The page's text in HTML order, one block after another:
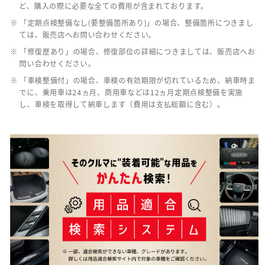
ど、購入の際に必要な全ての費用が含まれております。
※ 「定期点検整備なし(要整備箇所あり)」の場合、整備箇所につきまし
ては、販売店へお問い合わせください。
※ 「修復歴あり」の場合、修復部位の詳細につきましては、販売店へお
問い合わせください。
※ 「車検整備付」の場合、車検の有効期限が切れているため、納車時ま
でに、乗用車は24ヵ月、商用車などは12ヵ月定期点検整備を実施
し、車検を取得して納車します（費用は支払総額に含む）。